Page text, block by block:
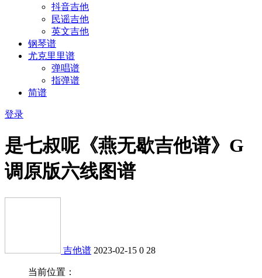
抖音吉他
民谣吉他
英文吉他
钢琴谱
尤克里里谱
弹唱谱
指弹谱
简谱
登录
是七叔呢《燕无歇吉他谱》G
调原版六线图谱
吉他谱 2023-02-15 0 28
当前位置：